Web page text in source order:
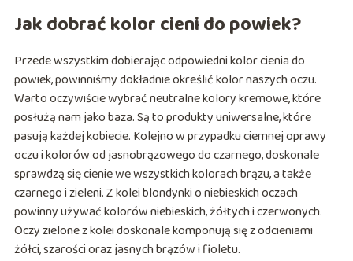
Jak dobrać kolor cieni do powiek?
Przede wszystkim dobierając odpowiedni kolor cienia do
powiek, powinniśmy dokładnie określić kolor naszych oczu.
Warto oczywiście wybrać neutralne kolory kremowe, które
posłużą nam jako baza. Są to produkty uniwersalne, które
pasują każdej kobiecie. Kolejno w przypadku ciemnej oprawy
oczu i kolorów od jasnobrązowego do czarnego, doskonale
sprawdzą się cienie we wszystkich kolorach brązu, a także
czarnego i zieleni. Z kolei blondynki o niebieskich oczach
powinny używać kolorów niebieskich, żółtych i czerwonych.
Oczy zielone z kolei doskonale komponują się z odcieniami
żółci, szarości oraz jasnych brązów i fioletu.